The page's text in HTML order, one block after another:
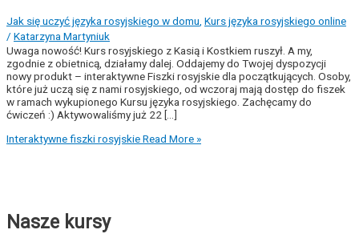
Jak się uczyć języka rosyjskiego w domu, Kurs języka rosyjskiego online
/ Katarzyna Martyniuk
Uwaga nowość! Kurs rosyjskiego z Kasią i Kostkiem ruszył. A my,
zgodnie z obietnicą, działamy dalej. Oddajemy do Twojej dyspozycji
nowy produkt – interaktywne Fiszki rosyjskie dla początkujących. Osoby,
które już uczą się z nami rosyjskiego, od wczoraj mają dostęp do fiszek
w ramach wykupionego Kursu języka rosyjskiego. Zachęcamy do
ćwiczeń :) Aktywowaliśmy już 22 [...]
Interaktywne fiszki rosyjskieRead More »
Nasze kursy